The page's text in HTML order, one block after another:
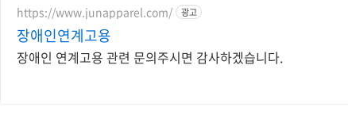
https://www.junapparel.com/ 광고
장애인연계고용
장애인 연계고용 관련 문의주시면 감사하겠습니다.